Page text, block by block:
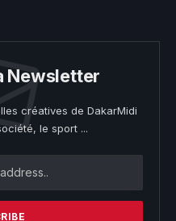
Newsletter
créatives de DakarMidi
le sport ...